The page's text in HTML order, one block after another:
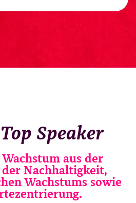
Speaker
aus der
Nachhaltigkeit,
Wachstums sowie